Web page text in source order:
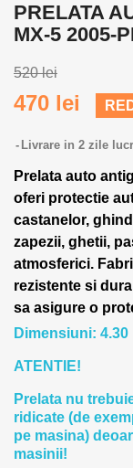
PRELATA
MX-5 2005-
520 lei
470 lei
Livrare in 2 zile
Prelata auto
oferi protectie
castanelor,
zapezii, ghetii,
atmosferici.
rezistente si
sa asigure o
Dimensiuni: 4.30
ATENTIE!
Prelata nu
ridicate (de
pe masina)
masinii!